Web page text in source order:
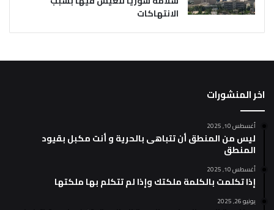
الانتهاكات
اخر المنشورات
أغسطس 10, 2025
ليس من المنطق أن تتباهى بالحرية و أنت مكبل بقيود
المنطق
أغسطس 10, 2025
إذا تكلمت بالكلمة ملكتك وإذا لم تتكلم بها ملكتها
يونيو 26, 2025